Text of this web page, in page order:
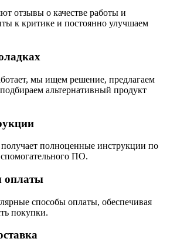
отзывы о качестве работы и
к критике и постоянно улучшаем
мы ищем решение, предлагаем
альтернативный продукт
полноценные инструкции по
ПО.
оплаты
способы оплаты, обеспечивая
покупки.